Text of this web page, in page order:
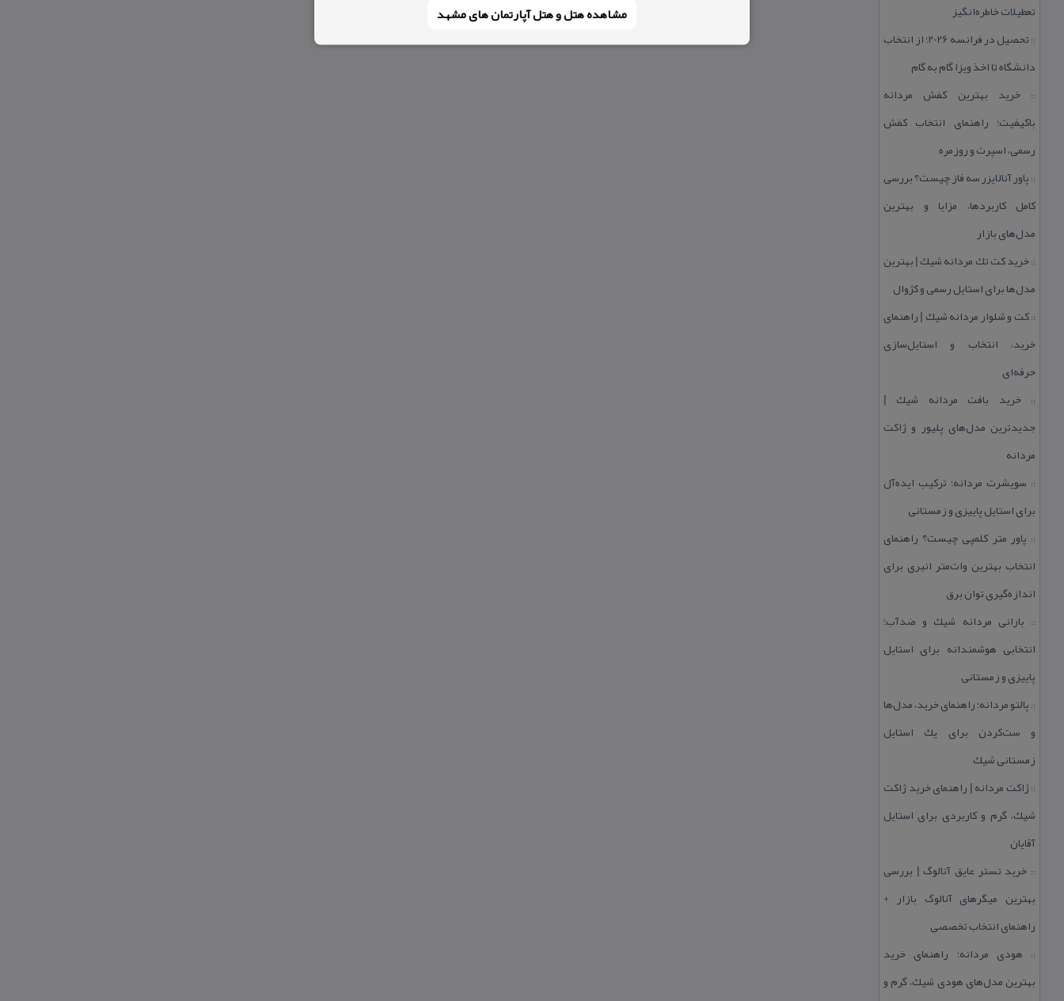
مشاهده هتل و هتل‌ آپارتمان های مشهد
تعطیلات خاطره‌انگیز
::
تحصیل در فرانسه 2026؛ از انتخاب
دانشگاه تا اخذ ویزا گام به گام
::خرید بهترین كفش مردانه
باكیفیت؛ راهنمای انتخاب كفش
رسمی، اسپرت و روزمره
:: پاور آنالایزر سه فاز چیست؟ بررسی
كامل كاربردها، مزایا و بهترین
مدل‌های بازار
::خرید كت تك مردانه شیك | بهترین
مدل‌ها برای استایل رسمی و كژوال
::كت و شلوار مردانه شیك | راهنمای
خرید، انتخاب و استایل‌سازی
حرفه‌ای
::خرید بافت مردانه شیك |
جدیدترین مدل‌های پلیور و ژاكت
مردانه
:: سویشرت مردانه؛ تركیب ایده‌آل
برای استایل پاییزی و زمستانی
:: پاور متر كلمپی چیست؟ راهنمای
انتخاب بهترین وات‌متر انبری برای
اندازه‌گیری توان برق
:: بارانی مردانه شیك و ضدآب؛
انتخابی هوشمندانه برای استایل
پاییزی و زمستانی
:: پالتو مردانه؛ راهنمای خرید، مدل‌ها
و ست‌كردن برای یك استایل
زمستانی شیك
::ژاكت مردانه | راهنمای خرید ژاكت
شیك، گرم و كاربردی برای استایل
آقایان
:: خرید تستر عایق آنالوگ | بررسی
بهترین میگرهای آنالوگ بازار +
راهنمای انتخاب تخصصی
:: هودی مردانه؛ راهنمای خرید
بهترین مدل‌های هودی شیك، گرم و